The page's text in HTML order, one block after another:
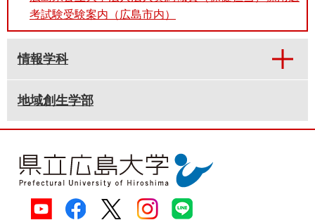
考試験受験案内（広島市内）
情報学科
地域創生学部